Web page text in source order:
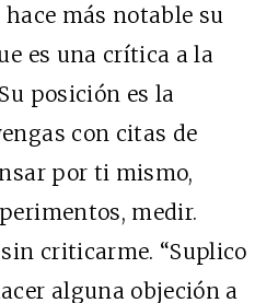
hace más notable su
es una crítica a la
posición es la
con citas de
por ti mismo,
medir.
criticarme. “Suplico
alguna objeción a